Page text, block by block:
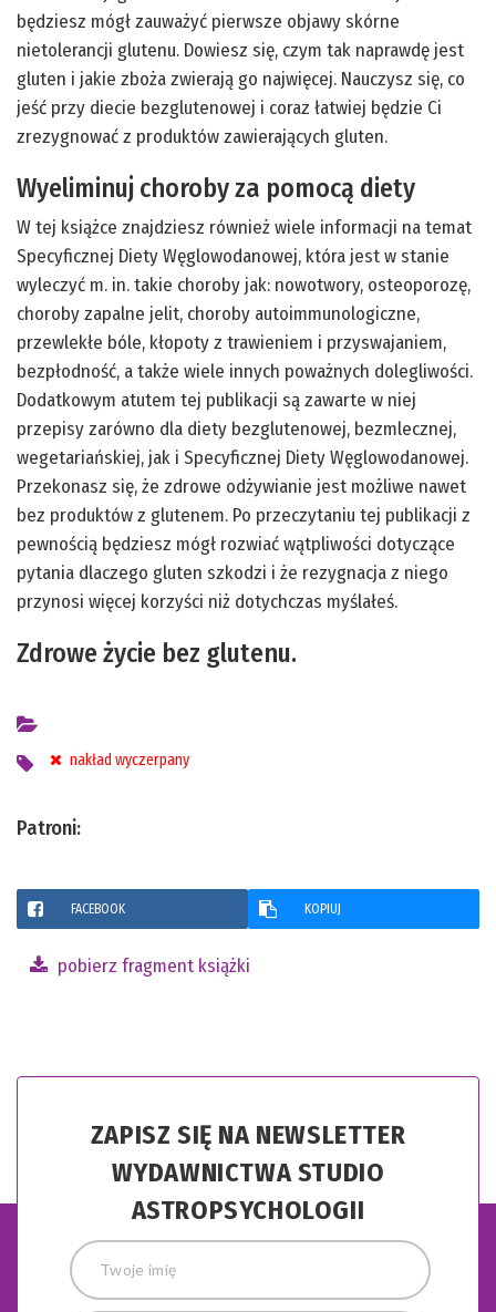
będziesz mógł zauważyć pierwsze objawy skórne
nietolerancji glutenu. Dowiesz się, czym tak naprawdę jest
gluten i jakie zboża zwierają go najwięcej. Nauczysz się, co
jeść przy diecie bezglutenowej i coraz łatwiej będzie Ci
zrezygnować z produktów zawierających gluten.
Wyeliminuj choroby za pomocą diety
W tej książce znajdziesz również wiele informacji na temat
Specyficznej Diety Węglowodanowej, która jest w stanie
wyleczyć m. in. takie choroby jak: nowotwory, osteoporozę,
choroby zapalne jelit, choroby autoimmunologiczne,
przewlekłe bóle, kłopoty z trawieniem i przyswajaniem,
bezpłodność, a także wiele innych poważnych dolegliwości.
Dodatkowym atutem tej publikacji są zawarte w niej
przepisy zarówno dla diety bezglutenowej, bezmlecznej,
wegetariańskiej, jak i Specyficznej Diety Węglowodanowej.
Przekonasz się, że zdrowe odżywianie jest możliwe nawet
bez produktów z glutenem. Po przeczytaniu tej publikacji z
pewnością będziesz mógł rozwiać wątpliwości dotyczące
pytania dlaczego gluten szkodzi i że rezygnacja z niego
przynosi więcej korzyści niż dotychczas myślałeś.
Zdrowe życie bez glutenu.
nakład wyczerpany
Patroni:
FACEBOOK KOPIUJ
pobierz fragment książki
ZAPISZ SIĘ NA NEWSLETTER
WYDAWNICTWA STUDIO
ASTROPSYCHOLOGII